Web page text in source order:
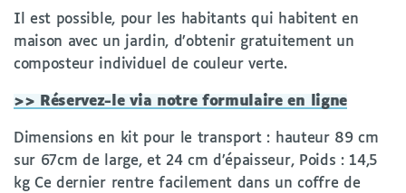
Il est possible, pour les habitants qui habitent en
maison avec un jardin, d’obtenir gratuitement un
composteur individuel de couleur verte.
>> Réservez-le via notre formulaire en ligne
Dimensions en kit pour le transport : hauteur 89 cm
sur 67cm de large, et 24 cm d’épaisseur, Poids : 14,5
kg Ce dernier rentre facilement dans un coffre de